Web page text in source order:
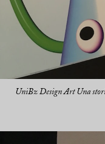
UniBz Design Art Una